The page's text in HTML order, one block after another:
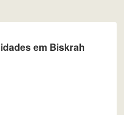
em Biskrah